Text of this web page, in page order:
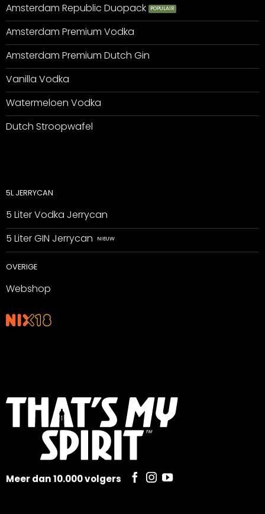
Amsterdam Republic Duopack
Amsterdam Premium Vodka
Amsterdam Premium Dutch Gin
Vanilla Vodka
Watermeloen Vodka
Dutch Stroopwafel
5L JERRYCAN
5 Liter Vodka Jerrycan
5 Liter GIN Jerrycan
OVERIGE
Webshop
Meer dan 10.000 volgers